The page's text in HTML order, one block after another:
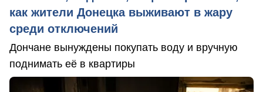
как жители Донецка выживают в жару
среди отключений
Дончане вынуждены покупать воду и вручную
поднимать её в квартиры